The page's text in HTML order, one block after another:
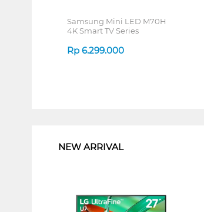
Samsung Mini LED M70H
4K Smart TV Series
Rp 6.299.000
NEW ARRIVAL